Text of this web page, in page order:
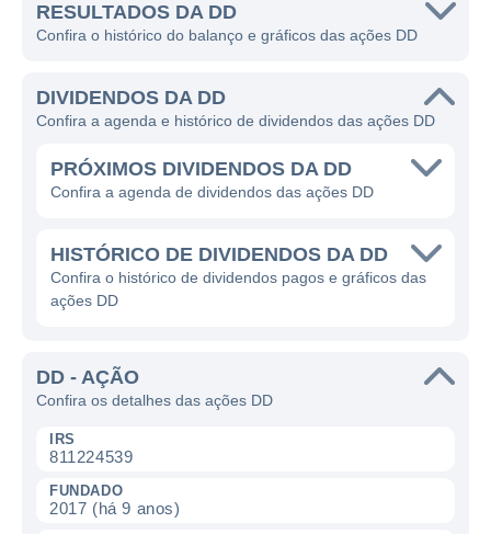
RESULTADOS DA DD
Confira o histórico do balanço e gráficos das ações DD
DIVIDENDOS DA DD
Confira a agenda e histórico de dividendos das ações DD
PRÓXIMOS DIVIDENDOS DA DD
Confira a agenda de dividendos das ações DD
HISTÓRICO DE DIVIDENDOS DA DD
Confira o histórico de dividendos pagos e gráficos das
ações DD
DD - AÇÃO
Confira os detalhes das ações DD
IRS
811224539
FUNDADO
2017 (há 9 anos)